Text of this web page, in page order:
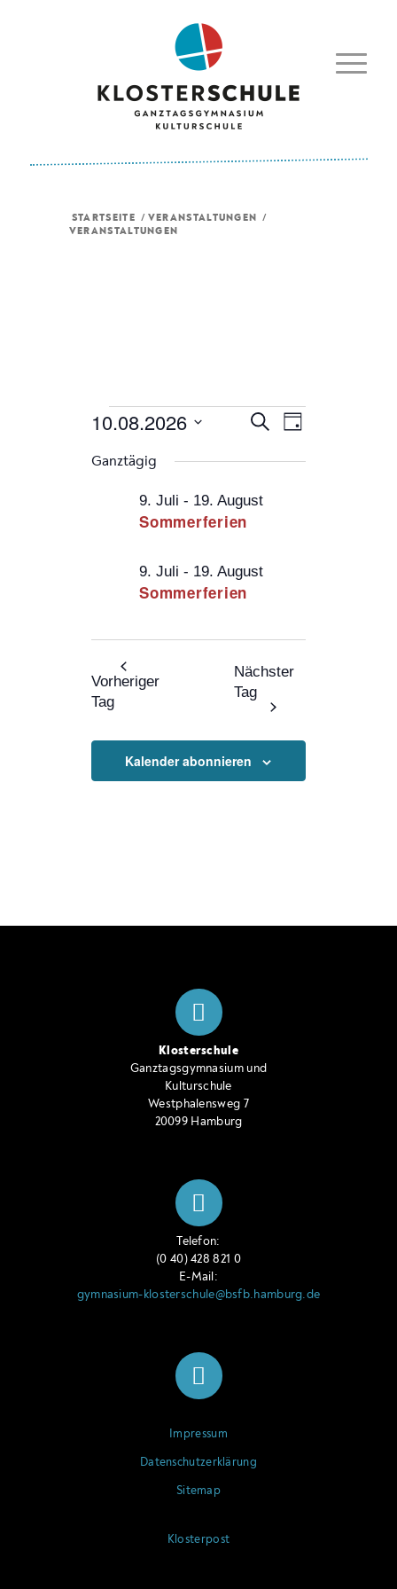
STARTSEITE / VERANSTALTUNGEN /
VERANSTALTUNGEN
Veranstaltungen
für
10.08.26
Ansichten,
Navigation
SucheVeranstaltung
Ansichten-
Tag
10.08.2026
wählen.
Ganztägig
Sommerferien
9. Juli - 19. August
Sommerferien
9. Juli - 19. August
Vorheriger
Tag
Nächster
Tag
Kalender abonnieren
Klosterschule
Ganztagsgymnasium und
Kulturschule
Westphalensweg 7
20099 Hamburg
Telefon:
(0 40) 428 821 0
E-Mail:
gymnasium-klosterschule@bsfb.hamburg.de
Impressum
Datenschutzerklärung
Sitemap
Klosterpost